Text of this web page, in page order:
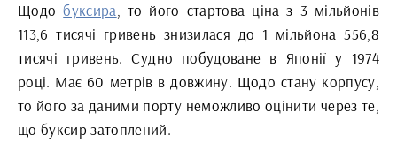
Щодобуксира , то його стартова ціна з 3 мільйонів
113,6 тисячі гривень знизилася до 1 мільйона 556,8
тисячі гривень. Судно побудоване в Японії у 1974
році. Має 60 метрів в довжину. Щодо стану корпусу,
то його за даними порту неможливо оцінити через те,
що буксир затоплений.